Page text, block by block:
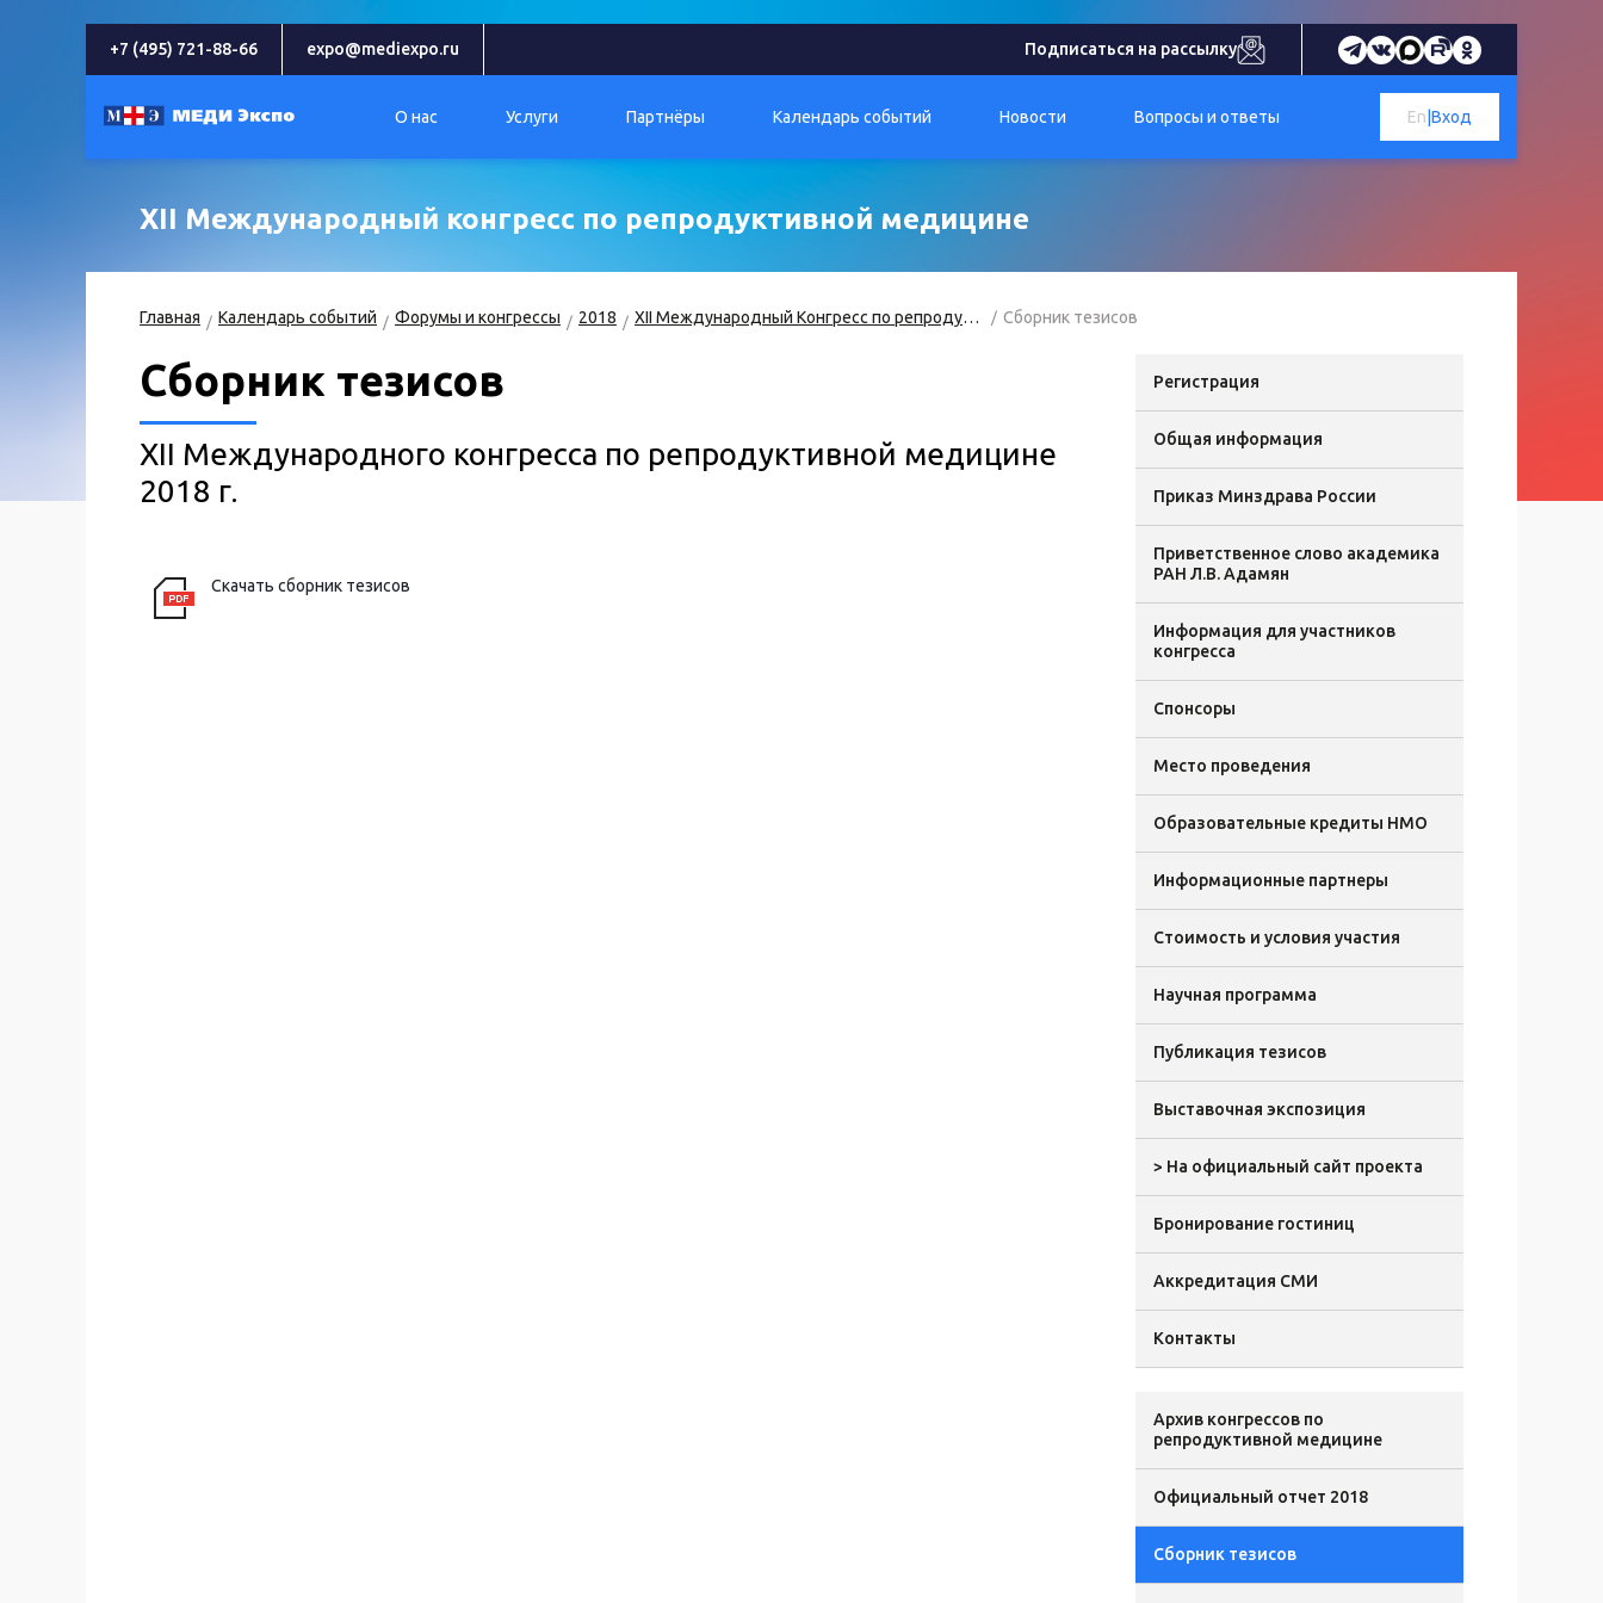
+7 (495) 721-88-66 expo@mediexpo.ru Подписаться на рассылку
О нас Услуги Партнёры Календарь событий Новости Вопросы и ответы Вход
En
XII Международный конгресс по репродуктивной медицине
Главная Календарь событий Форумы и конгрессы 2018 XII Международный Конгресс по репродуктивной медицине Сборник тезисов
Сборник тезисов
XII Международного конгресса по репродуктивной медицине
2018 г.
Скачать сборник тезисов
Регистрация
Общая информация
Приказ Минздрава России
Приветственное слово академика
РАН Л.В. Адамян
Информация для участников
конгресса
Спонсоры
Место проведения
Образовательные кредиты НМО
Информационные партнеры
Стоимость и условия участия
Научная программа
Публикация тезисов
Выставочная экспозиция
> На официальный сайт проекта
Бронирование гостиниц
Аккредитация СМИ
Контакты
Архив конгрессов по
репродуктивной медицине
Официальный отчет 2018
Сборник тезисов